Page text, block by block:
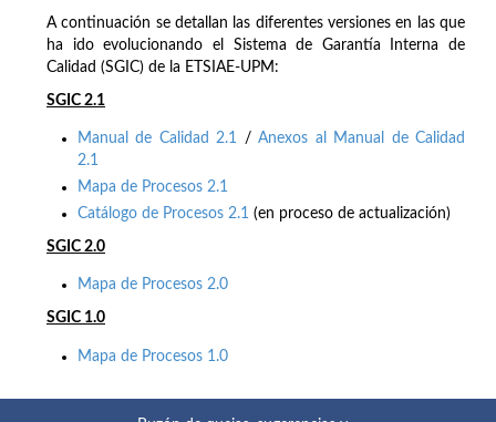
A continuación se detallan las diferentes versiones en las que
ha ido evolucionando el Sistema de Garantía Interna de
Calidad (SGIC) de la ETSIAE-UPM:
SGIC 2.1
Manual de Calidad 2.1 /Anexos al Manual de Calidad
2.1
Mapa de Procesos 2.1
Catálogo de Procesos 2.1 (en proceso de actualización)
SGIC 2.0
Mapa de Procesos 2.0
SGIC 1.0
Mapa de Procesos 1.0